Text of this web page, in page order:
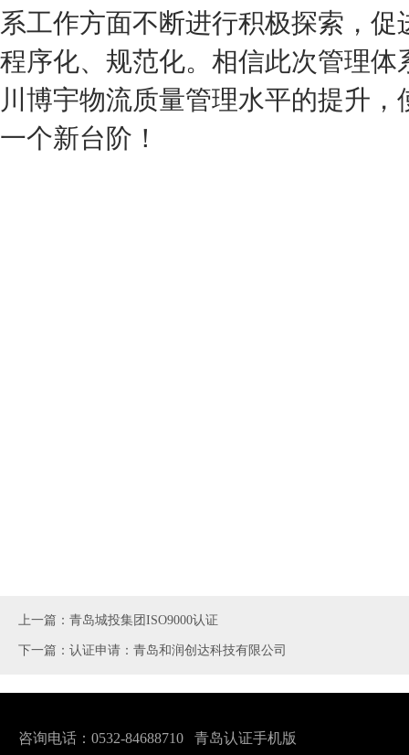
系工作方面不断进行积极探索，
程序化、规范化。相信此次管理
川博宇物流质量管理水平的提升，
一个新台阶！
上一篇：青岛城投集团ISO9000认证
下一篇：认证申请：青岛和润创达科技有限公司
咨询电话：0532-84688710 青岛认证手机版